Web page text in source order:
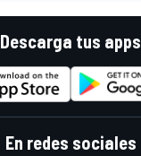
Descarga tus apps
En redes sociales